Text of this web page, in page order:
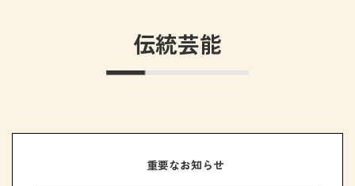
伝統芸能
重要なお知らせ